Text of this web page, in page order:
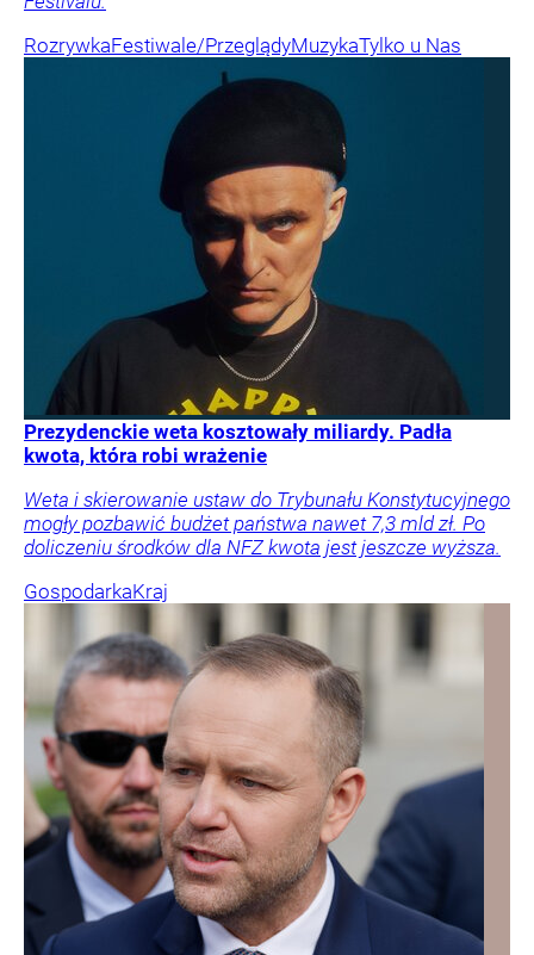
RozrywkaFestiwale/PrzeglądyMuzykaTylko u Nas
Prezydenckie weta kosztowały miliardy. Padła
kwota, która robi wrażenie
Weta i skierowanie ustaw do Trybunału Konstytucyjnego
mogły pozbawić budżet państwa nawet 7,3 mld zł. Po
doliczeniu środków dla NFZ kwota jest jeszcze wyższa.
GospodarkaKraj